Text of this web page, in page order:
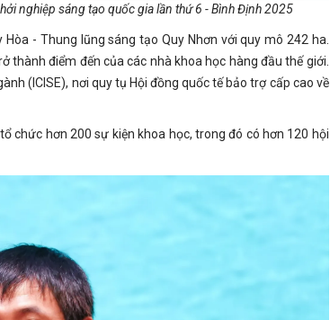
nghiệp sáng tạo quốc gia lần thứ 6 - Bình Định 2025
- Thung lũng sáng tạo Quy Nhơn với quy mô 242 ha.
điểm đến của các nhà khoa học hàng đầu thế giới.
(ICISE), nơi quy tụ Hội đồng quốc tế bảo trợ cấp cao về
chức hơn 200 sự kiện khoa học, trong đó có hơn 120 hội